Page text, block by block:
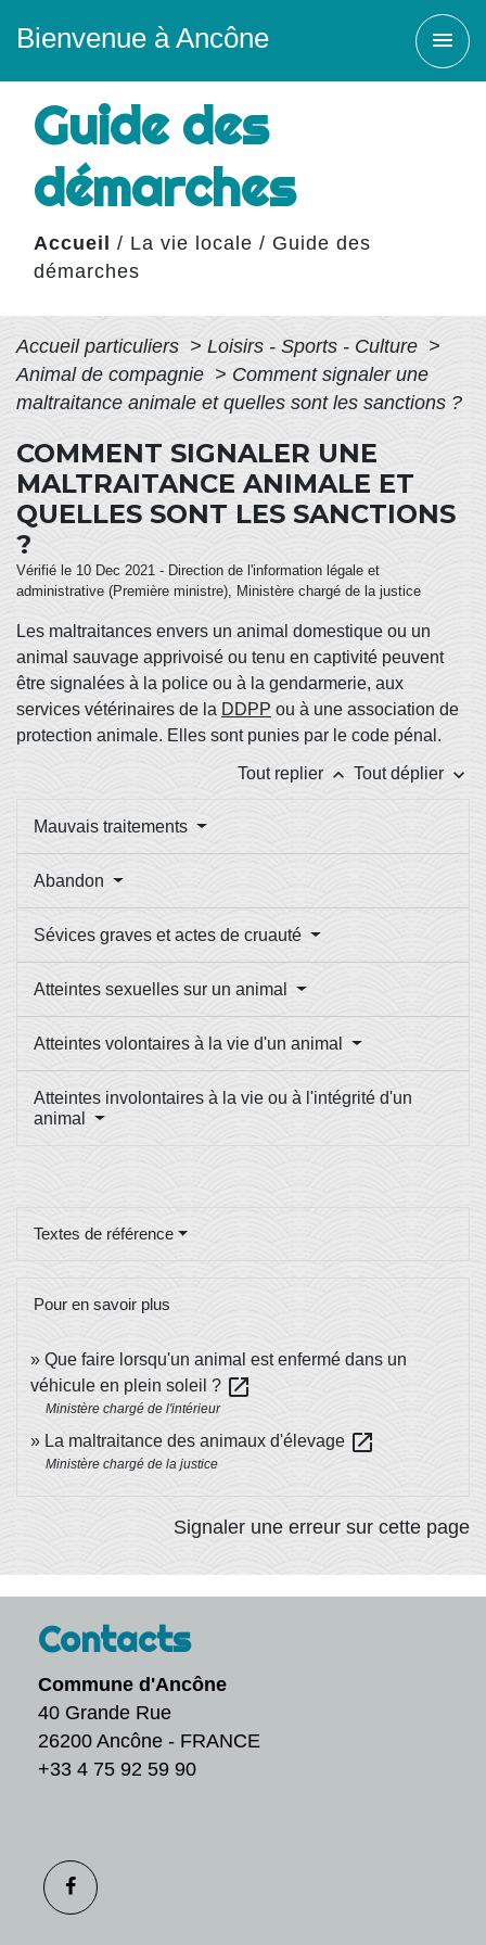
Bienvenue à Ancône menu
Guide des
démarches
Accueil / La vie locale / Guide des
démarches
Accueil particuliers > Loisirs - Sports - Culture >
Animal de compagnie > Comment signaler une
maltraitance animale et quelles sont les sanctions ?
COMMENT SIGNALER UNE
MALTRAITANCE ANIMALE ET
QUELLES SONT LES SANCTIONS
?
Vérifié le 10 Dec 2021 - Direction de l'information légale et
administrative (Première ministre), Ministère chargé de la justice
Les maltraitances envers un animal domestique ou un
animal sauvage apprivoisé ou tenu en captivité peuvent
être signalées à la police ou à la gendarmerie, aux
services vétérinaires de la DDPP ou à une association de
protection animale. Elles sont punies par le code pénal.
Tout replier keyboard_arrow_up Tout déplier keyboard_arrow_down
Mauvais traitements
Abandon
Sévices graves et actes de cruauté
Atteintes sexuelles sur un animal
Atteintes volontaires à la vie d'un animal
Atteintes involontaires à la vie ou à l'intégrité d'un
animal
Textes de référence
Pour en savoir plus
Que faire lorsqu'un animal est enfermé dans un
véhicule en plein soleil ? open_in_new
Ministère chargé de l'intérieur
La maltraitance des animaux d'élevage open_in_new
Ministère chargé de la justice
Signaler une erreur sur cette page
Contacts
Commune d'Ancône
40 Grande Rue
26200 Ancône - FRANCE
+33 4 75 92 59 90